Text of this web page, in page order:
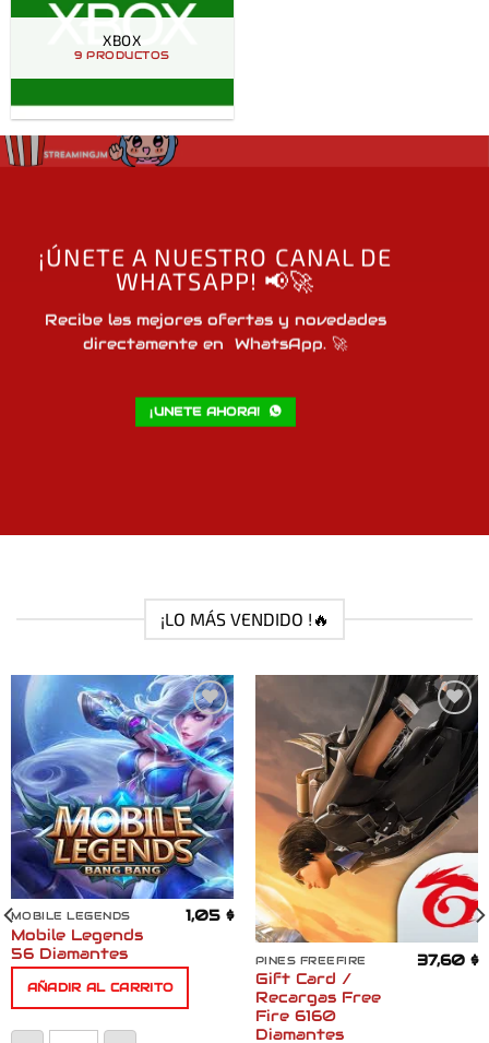
XBOX
9 PRODUCTOS
¡ÚNETE A NUESTRO CANAL DE
WHATSAPP! 📢🚀
Recibe las mejores ofertas y novedades
directamente en WhatsApp. 🚀
¡UNETE AHORA!
¡LO MÁS VENDIDO !🔥
Añadir
a la
lista
de
deseos
MOBILE LEGENDS
Mobile Legends
56 Diamantes
1,05$
AÑADIR AL CARRITO
Mobile Legends 56 Diamantes cantidad
Añadir
a la
lista
deseos
PINES FREEFIRE
Gift Card /
Recargas Free
Fire 6160
Diamantes
37,60$